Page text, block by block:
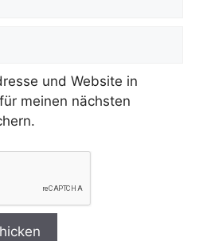
und Website in
meinen nächsten